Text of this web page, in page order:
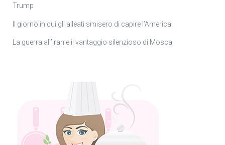
Trump
Il giorno in cui gli alleati smisero di capire l’America
La guerra all’Iran e il vantaggio silenzioso di Mosca